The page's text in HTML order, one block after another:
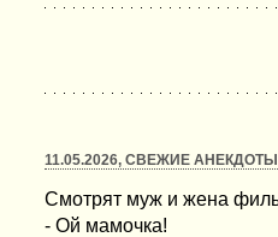
11.05.2026, СВЕЖИЕ
Смотрят муж и жена
- Ой мамочка!